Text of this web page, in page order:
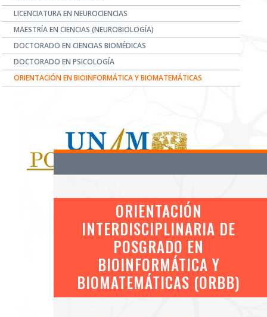
LICENCIATURA EN NEUROCIENCIAS
MAESTRÍA EN CIENCIAS (NEUROBIOLOGÍA)
DOCTORADO EN CIENCIAS BIOMÉDICAS
DOCTORADO EN PSICOLOGÍA
ORIENTACIÓN EN BIOINFORMÁTICA Y BIOMATEMÁTICAS
ORIENTACIÓN
INTERDISCIPLINARIA DE
POSGRADO EN
BIOINFORMÁTICA Y
BIOMATEMÁTICAS (ORBB)